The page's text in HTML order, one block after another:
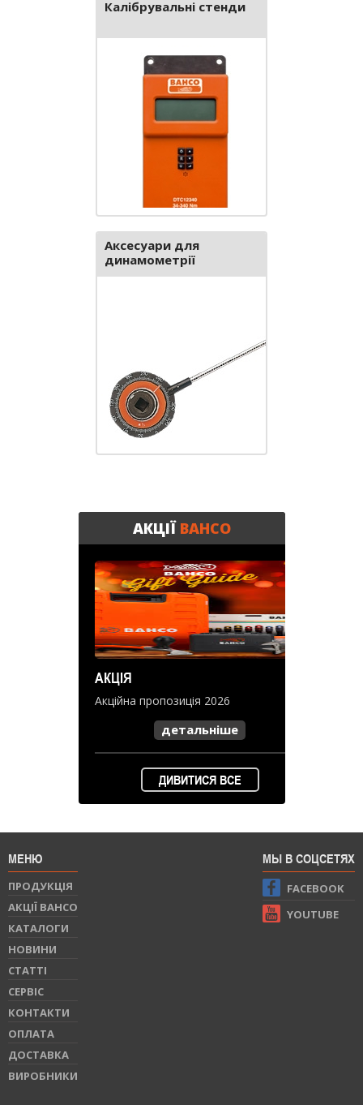
Калібрувальні стенди
Аксесуари для
динамометрії
АКЦІЇBAHCO
АКЦІЯ
Акційна пропозиція 2026
детальніше
ДИВИТИСЯ ВСЕ
МЕНЮ
ПРОДУКЦIЯ
АКЦІЇ BAHCO
КАТАЛОГИ
НОВИНИ
СТАТТI
СЕРВIС
КОНТАКТИ
ОПЛАТА
ДОСТАВКА
ВИРОБНИКИ
МЫ В СОЦСЕТЯХ
FACEBOOK
YOUTUBE